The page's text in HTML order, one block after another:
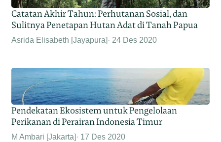
Catatan Akhir Tahun: Perhutanan Sosial, dan
Sulitnya Penetapan Hutan Adat di Tanah Papua
Asrida Elisabeth [Jayapura] 24 Des 2020
Pendekatan Ekosistem untuk Pengelolaan
Perikanan di Perairan Indonesia Timur
M Ambari [Jakarta] 17 Des 2020